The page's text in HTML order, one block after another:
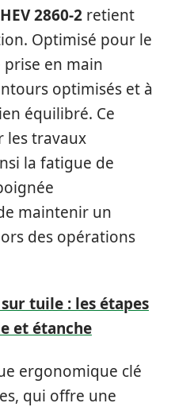
2860-2 retient
Optimisé pour le
en main
optimisés et à
équilibré. Ce
les travaux
la fatigue de
maintenir un
des opérations
tuile : les étapes
et étanche
ergonomique clé
qui offre une